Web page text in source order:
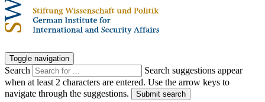
Toggle navigation
Search
Search suggestions appear
when at least 2 characters are entered. Use the arrow keys to
navigate through the suggestions.
Submit search